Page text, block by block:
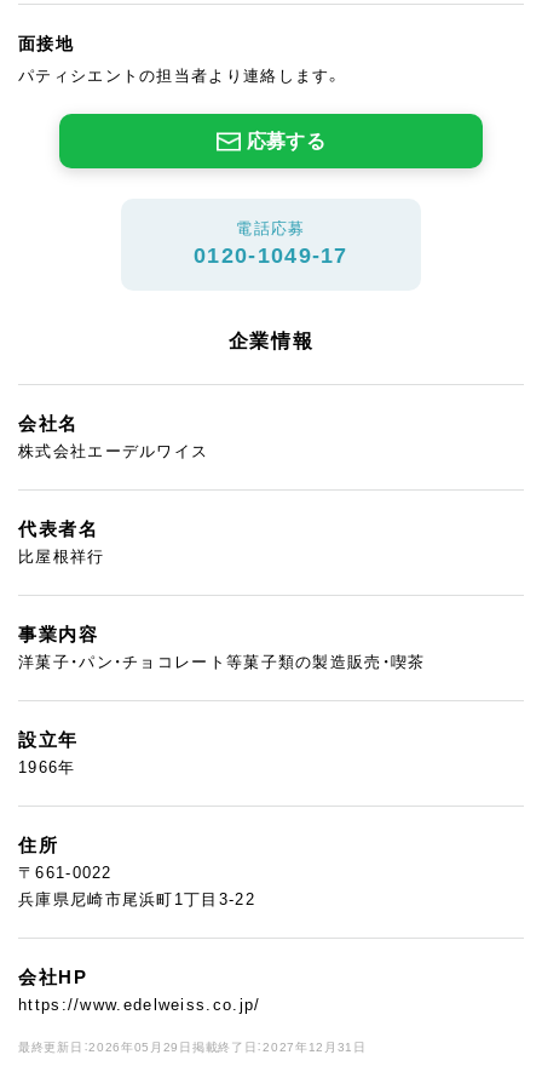
面接地
パティシエントの担当者より連絡します。
応募する
電話応募
0120-1049-17
企業情報
会社名
株式会社エーデルワイス
代表者名
比屋根祥行
事業内容
洋菓子・パン・チョコレート等菓子類の製造販売・喫茶
設立年
1966年
住所
〒661-0022
兵庫県尼崎市尾浜町1丁目3-22
会社HP
https://www.edelweiss.co.jp/
最終更新日：2026年05月29日 掲載終了日：2027年12月31日